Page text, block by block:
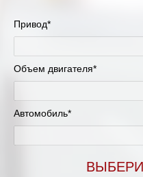
Привод*
Объем двигателя*
Автомобиль*